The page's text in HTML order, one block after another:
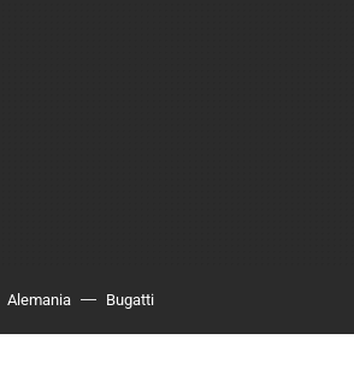
Alemania Bugatti